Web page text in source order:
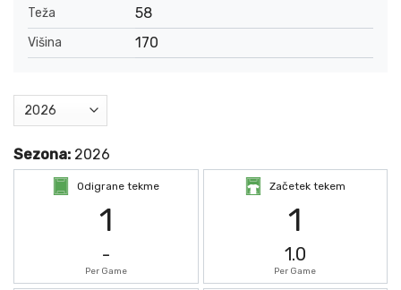
Teža 58
Višina 170
Sezona: 2026
Odigrane tekme
1
-
Per Game
Začetek tekem
1
1.0
Per Game